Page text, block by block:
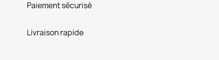
Paiement sécurisé
Livraison rapide